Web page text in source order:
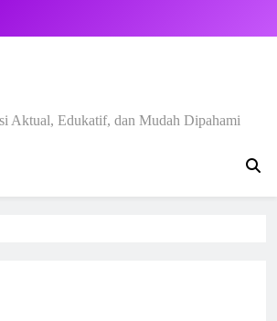
Aktual, Edukatif, dan Mudah Dipahami